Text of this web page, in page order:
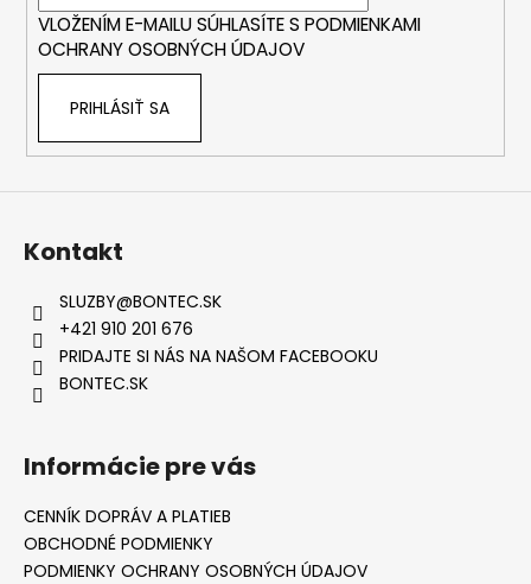
VLOŽENÍM E-MAILU SÚHLASÍTE S PODMIENKAMI
OCHRANY OSOBNÝCH ÚDAJOV
PRIHLÁSIŤ SA
Kontakt
SLUZBY@BONTEC.SK
+421 910 201 676
PRIDAJTE SI NÁS NA NAŠOM FACEBOOKU
BONTEC.SK
Informácie pre vás
CENNÍK DOPRÁV A PLATIEB
OBCHODNÉ PODMIENKY
PODMIENKY OCHRANY OSOBNÝCH ÚDAJOV